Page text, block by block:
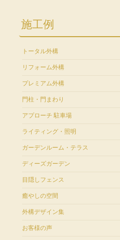
施工例
トータル外構
リフォーム外構
プレミアム外構
門柱・門まわり
アプローチ 駐車場
ライティング・照明
ガーデンルーム・テラス
ディーズガーデン
目隠しフェンス
癒やしの空間
外構デザイン集
お客様の声